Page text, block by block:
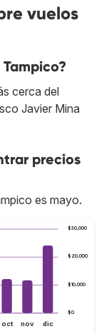
vuelos
cerca del
Javier Mina
precios
es mayo.
$0
$10,000
$20,000
$30,000
oct nov dic